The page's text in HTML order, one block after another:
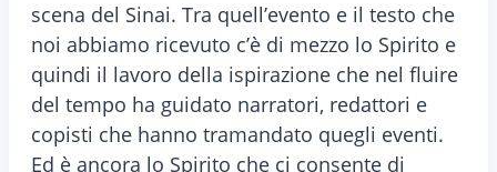
scena del Sinai. Tra quell’evento e il testo che
noi abbiamo ricevuto c’è di mezzo lo Spirito e
quindi il lavoro della ispirazione che nel fluire
del tempo ha guidato narratori, redattori e
copisti che hanno tramandato quegli eventi.
Ed è ancora lo Spirito che ci consente di